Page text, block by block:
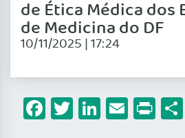
de Ética Médica dos
de Medicina do DF
10/11/2025 | 17:24
Facebook
Twitter
LinkedIn
Email
Print